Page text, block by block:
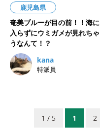
鹿児島県
奄美ブルーが目の前！！海に
入らずにウミガメが見れちゃ
うなんて！？
kana
特派員
1 / 5 1 2